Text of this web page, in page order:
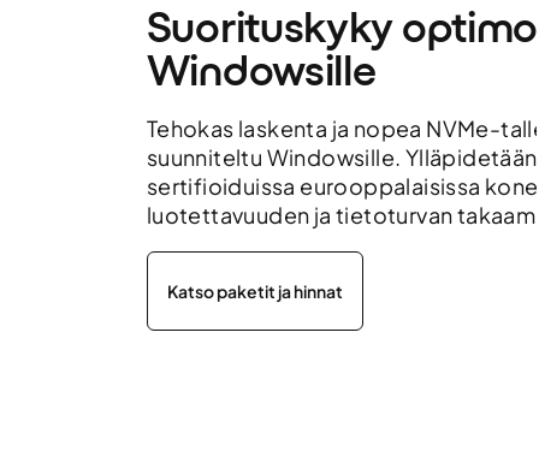
Suorituskyky
Windowsille
Tehokas laskenta ja nopea NVMe-
suunniteltu Windowsille.
sertifioiduissa eurooppalaisissa
luotettavuuden ja tietoturvan
Katso paketit ja hinnat